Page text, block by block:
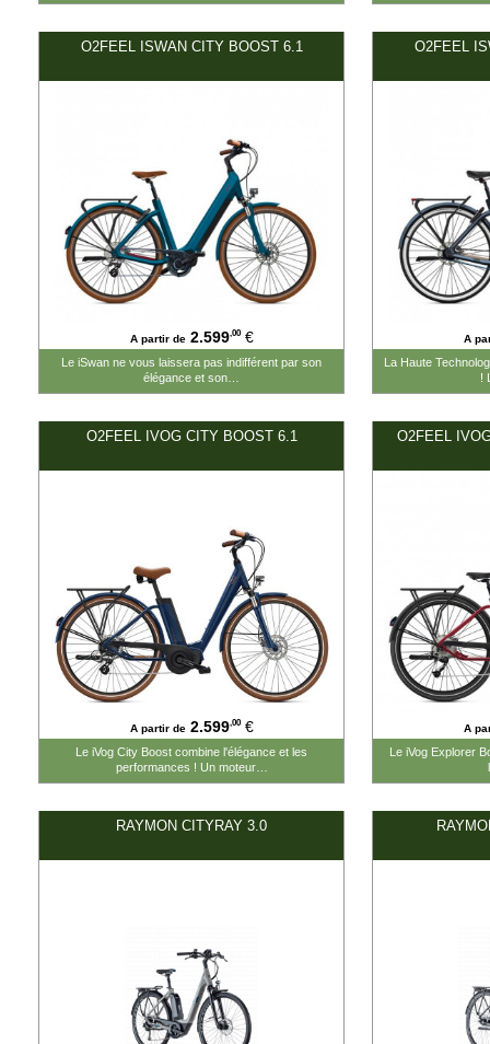
O2FEEL ISWAN CITY BOOST 6.1
A partir de2.599,00€
Le iSwan ne vous laissera pas indifférent par son
élégance et son…
O2FEEL
A
La Haute
!
O2FEEL IVOG CITY BOOST 6.1
A partir de2.599,00€
Le iVog City Boost combine l'élégance et les
performances ! Un moteur…
O2FEEL
A
Le iVog Explorer
RAYMON CITYRAY 3.0